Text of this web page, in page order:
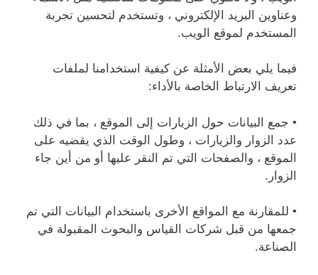
وعناوين البريد الإلكتروني ، وتستخدم لتحسين تجربة
المستخدم لموقع الويب.
فيما يلي بعض الأمثلة عن كيفية استخدامنا لملفات
تعريف الارتباط الخاصة بالأداء:
• جمع البيانات حول الزيارات إلى الموقع ، بما في ذلك
عدد الزوار والزيارات ، وطول الوقت الذي يقضيه على
الموقع ، والصفحات التي تم النقر عليها أو من أين جاء
الزوار.
• للمقارنة مع المواقع الأخرى باستخدام البيانات التي تم
جمعها من قبل شركات القياس والبحوث المقبولة في
الصناعة.